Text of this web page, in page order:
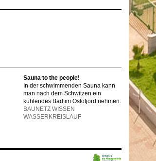
Sauna to the people!
In der schwimmenden Sauna kann
man nach dem Schwitzen ein
kühlendes Bad im Oslofjord nehmen.
BAUNETZ WISSEN
WASSERKREISLAUF